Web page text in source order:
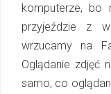
komputerze, bo
przyjeździe z
wrzucamy na
Oglądanie zdjęć
samo, co